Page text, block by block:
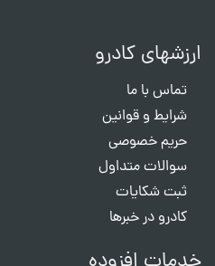
ارزشهای کادرو
تماس با ما
شرایط و قوانین
حریم خصوصی
سوالات متداول
ثبت شکایات
کادرو در خبرها